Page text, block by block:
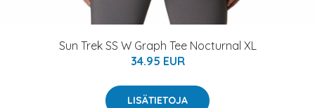
Sun Trek SS W Graph Tee Nocturnal XL
34.95 EUR
LISÄTIETOJA